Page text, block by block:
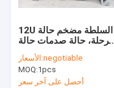
12U السلطة مضخم حالة
الرحلة، حالة صدمات حالة
الرف ل خلاط، الصوت،
أضواء الأسعار:negotiable
MOQ:1pcs
أحصل على آخر سعر